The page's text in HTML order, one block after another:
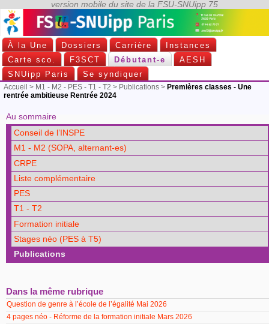
À la Une Dossiers Carrière
Instances
Carte sco.
F3SCT Débutant-e
AESH
SNUipp Paris
Se syndiquer
Accueil > M1 - M2 - PES - T1 - T2 > Publications > Premières classes - Une
rentrée ambitieuse Rentrée 2024
Au sommaire
Conseil de l’INSPE
M1 - M2 (SOPA, alternant-es)
CRPE
Liste complémentaire
PES
T1 - T2
Formation initiale
Stages néo (PES à T5)
Publications
Dans la même rubrique
Question de genre à l’école de l’égalité Mai 2026
4 pages néo - Réforme de la formation initiale Mars 2026